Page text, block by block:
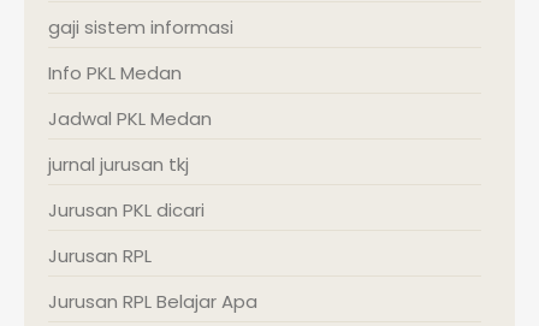
gaji sistem informasi
Info PKL Medan
Jadwal PKL Medan
jurnal jurusan tkj
Jurusan PKL dicari
Jurusan RPL
Jurusan RPL Belajar Apa